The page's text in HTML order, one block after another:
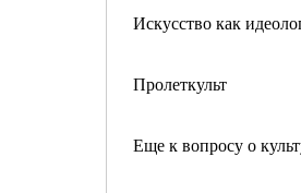
Искусство как
Пролеткульт
Еще к вопросу о